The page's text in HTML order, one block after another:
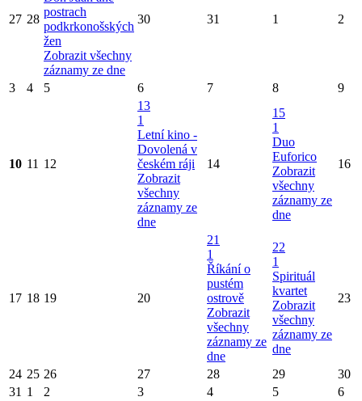
27 28
postrach
podkrkonošských
žen
Zobrazit všechny
záznamy ze dne
30 31 1 2
3 4 5 6 7 8 9
10 11 12
13
1
Letní kino -
Dovolená v
českém ráji
Zobrazit
všechny
záznamy ze
dne
14
15
1
Duo
Euforico
Zobrazit
všechny
záznamy ze
dne
16
17 18 19 20
21
1
Říkání o
pustém
ostrově
Zobrazit
všechny
záznamy ze
dne
22
1
Spirituál
kvartet
Zobrazit
všechny
záznamy ze
dne
23
24 25 26 27 28 29
30
31 1 2 3 4 5 6